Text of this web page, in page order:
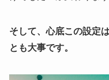
そして、心底この設定
とも大事です。